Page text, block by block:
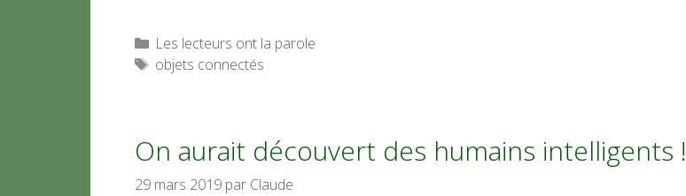
Catégories
Les lecteurs ont la parole
Étiquettes
objets connectés
On aurait découvert des humains intelligents !
29 mars 2019 par Claude